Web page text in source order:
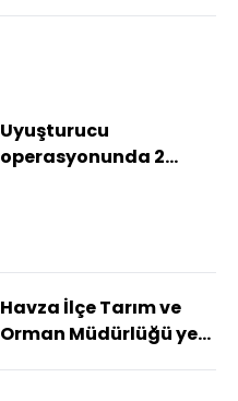
Uyuşturucu
operasyonunda 2
Havza İlçe Tarım ve
Orman Müdürlüğü yeni